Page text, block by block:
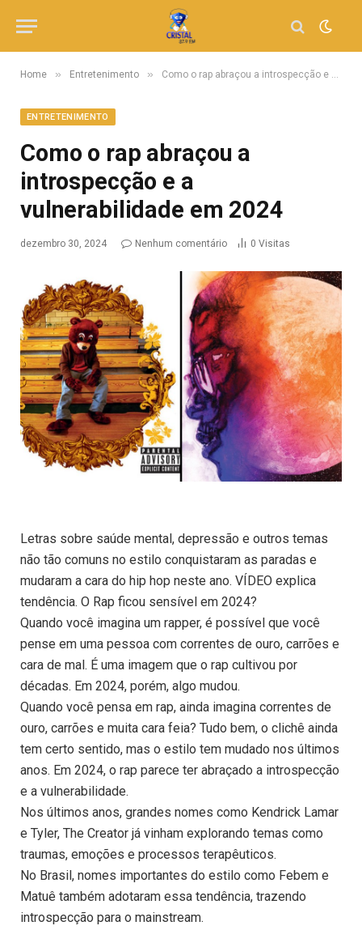
Home » Entretenimento » Como o rap abraçou a introspecção e a vulnerabilidade em 2024
ENTRETENIMENTO
Como o rap abraçou a
introspecção e a
vulnerabilidade em 2024
dezembro 30, 2024 Nenhum comentário 0 Visitas
Letras sobre saúde mental, depressão e outros temas
não tão comuns no estilo conquistaram as paradas e
mudaram a cara do hip hop neste ano. VÍDEO explica
tendência. O Rap ficou sensível em 2024?
Quando você imagina um rapper, é possível que você
pense em uma pessoa com correntes de ouro, carrões e
cara de mal. É uma imagem que o rap cultivou por
décadas. Em 2024, porém, algo mudou.
Quando você pensa em rap, ainda imagina correntes de
ouro, carrões e muita cara feia? Tudo bem, o clichê ainda
tem certo sentido, mas o estilo tem mudado nos últimos
anos. Em 2024, o rap parece ter abraçado a introspecção
e a vulnerabilidade.
Nos últimos anos, grandes nomes como Kendrick Lamar
e Tyler, The Creator já vinham explorando temas como
traumas, emoções e processos terapêuticos.
No Brasil, nomes importantes do estilo como Febem e
Matuê também adotaram essa tendência, trazendo
introspecção para o mainstream.